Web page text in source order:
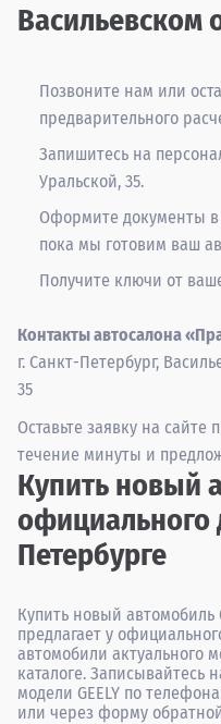
Васильевском
Позвоните нам или
предварительного
Запишитесь на
Уральской, 35.
Оформите документы
пока мы готовим ваш
Получите ключи от
Контакты автосалона
г. Санкт-Петербург,
35
Оставьте заявку на
течение минуты и
Купить новый
официального
Петербурге
Купить новый автомобиль
предлагает у
автомобили актуального
каталоге. Записывайтесь
модели GEELY по
или через форму